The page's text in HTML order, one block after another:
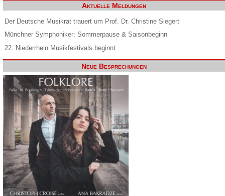
Aktuelle Meldungen
Der Deutsche Musikrat trauert um Prof. Dr. Christine Siegert
Münchner Symphoniker: Sommerpause & Saisonbeginn
22. Niederrhein Musikfestivals beginnt
Neue Besprechungen